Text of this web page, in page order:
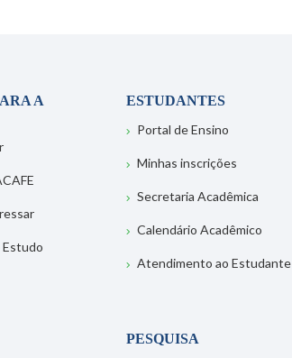
A
Estudo
ESTUDANTES
Portal de Ensino
Minhas inscrições
Secretaria Acadêmica
Calendário Acadêmico
Atendimento ao Estudante
PESQUISA